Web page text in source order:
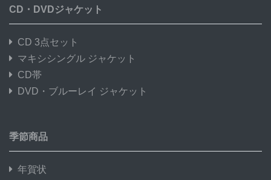
CD・DVDジャケット
CD 3点セット
マキシシングル ジャケット
CD帯
DVD・ブルーレイ ジャケット
季節商品
年賀状